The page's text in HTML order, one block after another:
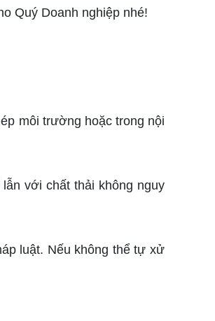
Quý Doanh nghiệp nhé!
môi trường hoặc trong nội
với chất thải không nguy
luật. Nếu không thể tự xử